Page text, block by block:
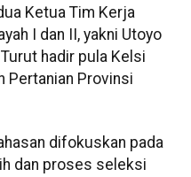
Ketua Tim Kerja
I dan II, yakni Utoyo
hadir pula Kelsi
Pertanian Provinsi
difokuskan pada
dan proses seleksi